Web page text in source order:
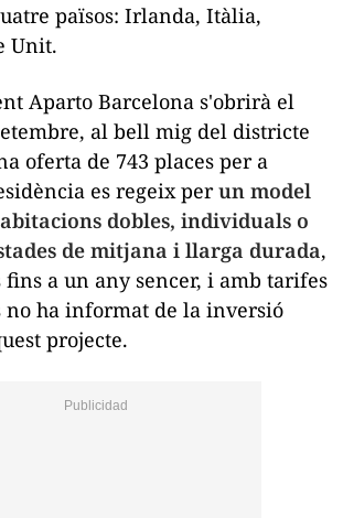
països: Irlanda, Itàlia,
Unit.
Aparto Barcelona s'obrirà el
al bell mig del districte
oferta de 743 places per a
es regeix perun model
dobles, individuals o
de mitjana i llarga durada,
fins a un any sencer, i amb tarifes
no ha informat de la inversió
projecte.